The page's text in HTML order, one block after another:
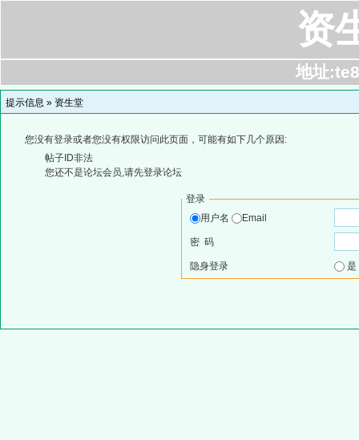
资
地址
提示信息 » 资生堂
您没有登录或者您没有权限访问此页面，可能有如下几个原因:
帖子ID非法
您还不是论坛会员,请先登录论坛
登录
用户名
Email
密 码
隐身登录